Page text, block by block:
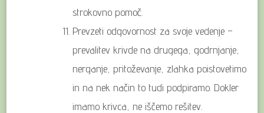
strokovno pomoč.
Prevzeti odgovornost za svoje vedenje –
prevalitev krivde na drugega, godrnjanje,
nerganje, pritoževanje, zlahka poistovetimo
in na nek način to tudi podpiramo. Dokler
imamo krivca, ne iščemo rešitev.